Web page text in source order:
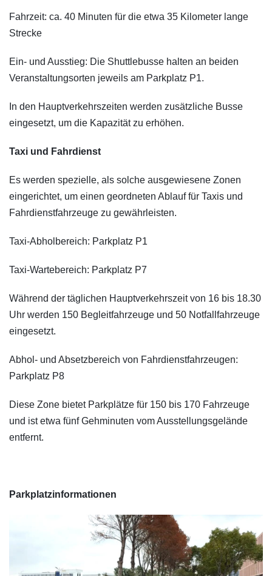
Fahrzeit: ca. 40 Minuten für die etwa 35 Kilometer lange
Strecke
Ein- und Ausstieg: Die Shuttlebusse halten an beiden
Veranstaltungsorten jeweils am Parkplatz P1.
In den Hauptverkehrszeiten werden zusätzliche Busse
eingesetzt, um die Kapazität zu erhöhen.
Taxi und Fahrdienst
Es werden spezielle, als solche ausgewiesene Zonen
eingerichtet, um einen geordneten Ablauf für Taxis und
Fahrdienstfahrzeuge zu gewährleisten.
Taxi-Abholbereich: Parkplatz P1
Taxi-Wartebereich: Parkplatz P7
Während der täglichen Hauptverkehrszeit von 16 bis 18.30
Uhr werden 150 Begleitfahrzeuge und 50 Notfallfahrzeuge
eingesetzt.
Abhol- und Absetzbereich von Fahrdienstfahrzeugen:
Parkplatz P8
Diese Zone bietet Parkplätze für 150 bis 170 Fahrzeuge
und ist etwa fünf Gehminuten vom Ausstellungsgelände
entfernt.
Parkplatzinformationen